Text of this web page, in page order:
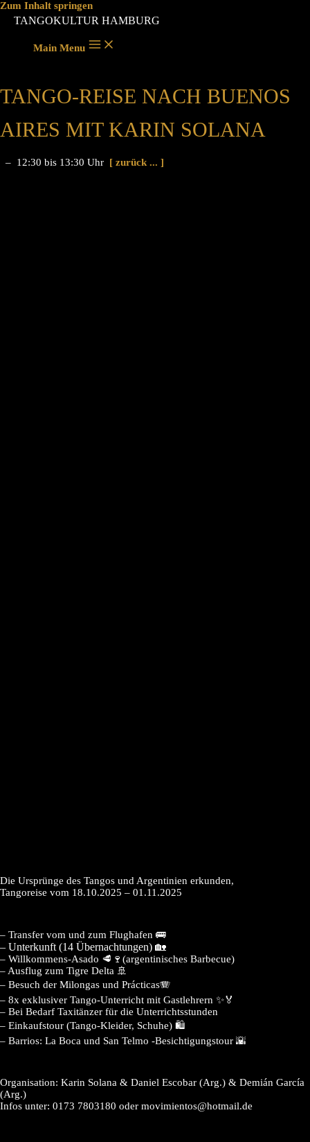
Zum Inhalt springen
TANGOKULTUR HAMBURG
Main Menu
TANGO-REISE NACH BUENOS
AIRES MIT KARIN SOLANA
– 12:30 bis 13:30 Uhr [ zurück ... ]
Die Ursprünge des Tangos und Argentinien erkunden,
Tangoreise vom 18.10.2025 – 01.11.2025
– Transfer vom und zum Flughafen 🚌
– Unterkunft (14 Übernachtungen) 🏡
– Willkommens-Asado 🥩🍷(argentinisches Barbecue)
– Ausflug zum Tigre Delta 🚢
– Besuch der Milongas und Prácticas🪗
– 8x exklusiver Tango-Unterricht mit Gastlehrern ✨🏅
– Bei Bedarf Taxitänzer für die Unterrichtsstunden
– Einkaufstour (Tango-Kleider, Schuhe) 🛍
– Barrios: La Boca und San Telmo -Besichtigungstour 🌇
Organisation: Karin Solana & Daniel Escobar (Arg.) & Demián García
(Arg.)
Infos unter: 0173 7803180 oder movimientos@hotmail.de